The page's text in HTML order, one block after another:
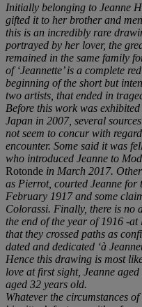
Initially belonging to Jeanne
gifted it to her brother and
this is an incredibly rare
portrayed by her lover, the
remained in the same family
of‘Jeannette’is a complete
beginning of the short but
two artists, that ended in
Before this work was
Japan in 2007, several
not seem to concur with
encounter. Some said it was
who introduced Jeanne to
Rotonde in March 2017.
as Pierrot, courted Jeanne for
February 1917 and some
Colorassi. Finally, there is no
the end of the year of 1916 -
that they crossed paths as
dated and dedicated ‘à
Hence this drawing is most
love at first sight, Jeanne
aged 32 years old.
Whatever the circumstances